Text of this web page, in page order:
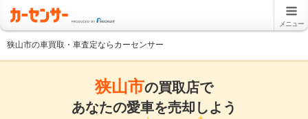
メニュー
狭山市の車買取・車査定ならカーセンサー
狭山市の買取店で
あなたの愛車を売却しよう